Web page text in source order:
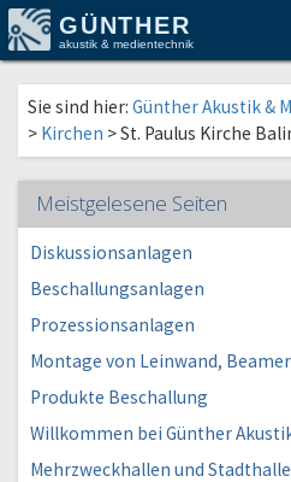
GÜNTHER
akustik & medientechnik
Sie sind hier: Günther Akustik &
> Kirchen >St. Paulus Kirche
Meistgelesene Seiten
Diskussionsanlagen
Beschallungsanlagen
Prozessionsanlagen
Montage von Leinwand,
Produkte Beschallung
Willkommen bei Günther
Mehrzweckhallen und